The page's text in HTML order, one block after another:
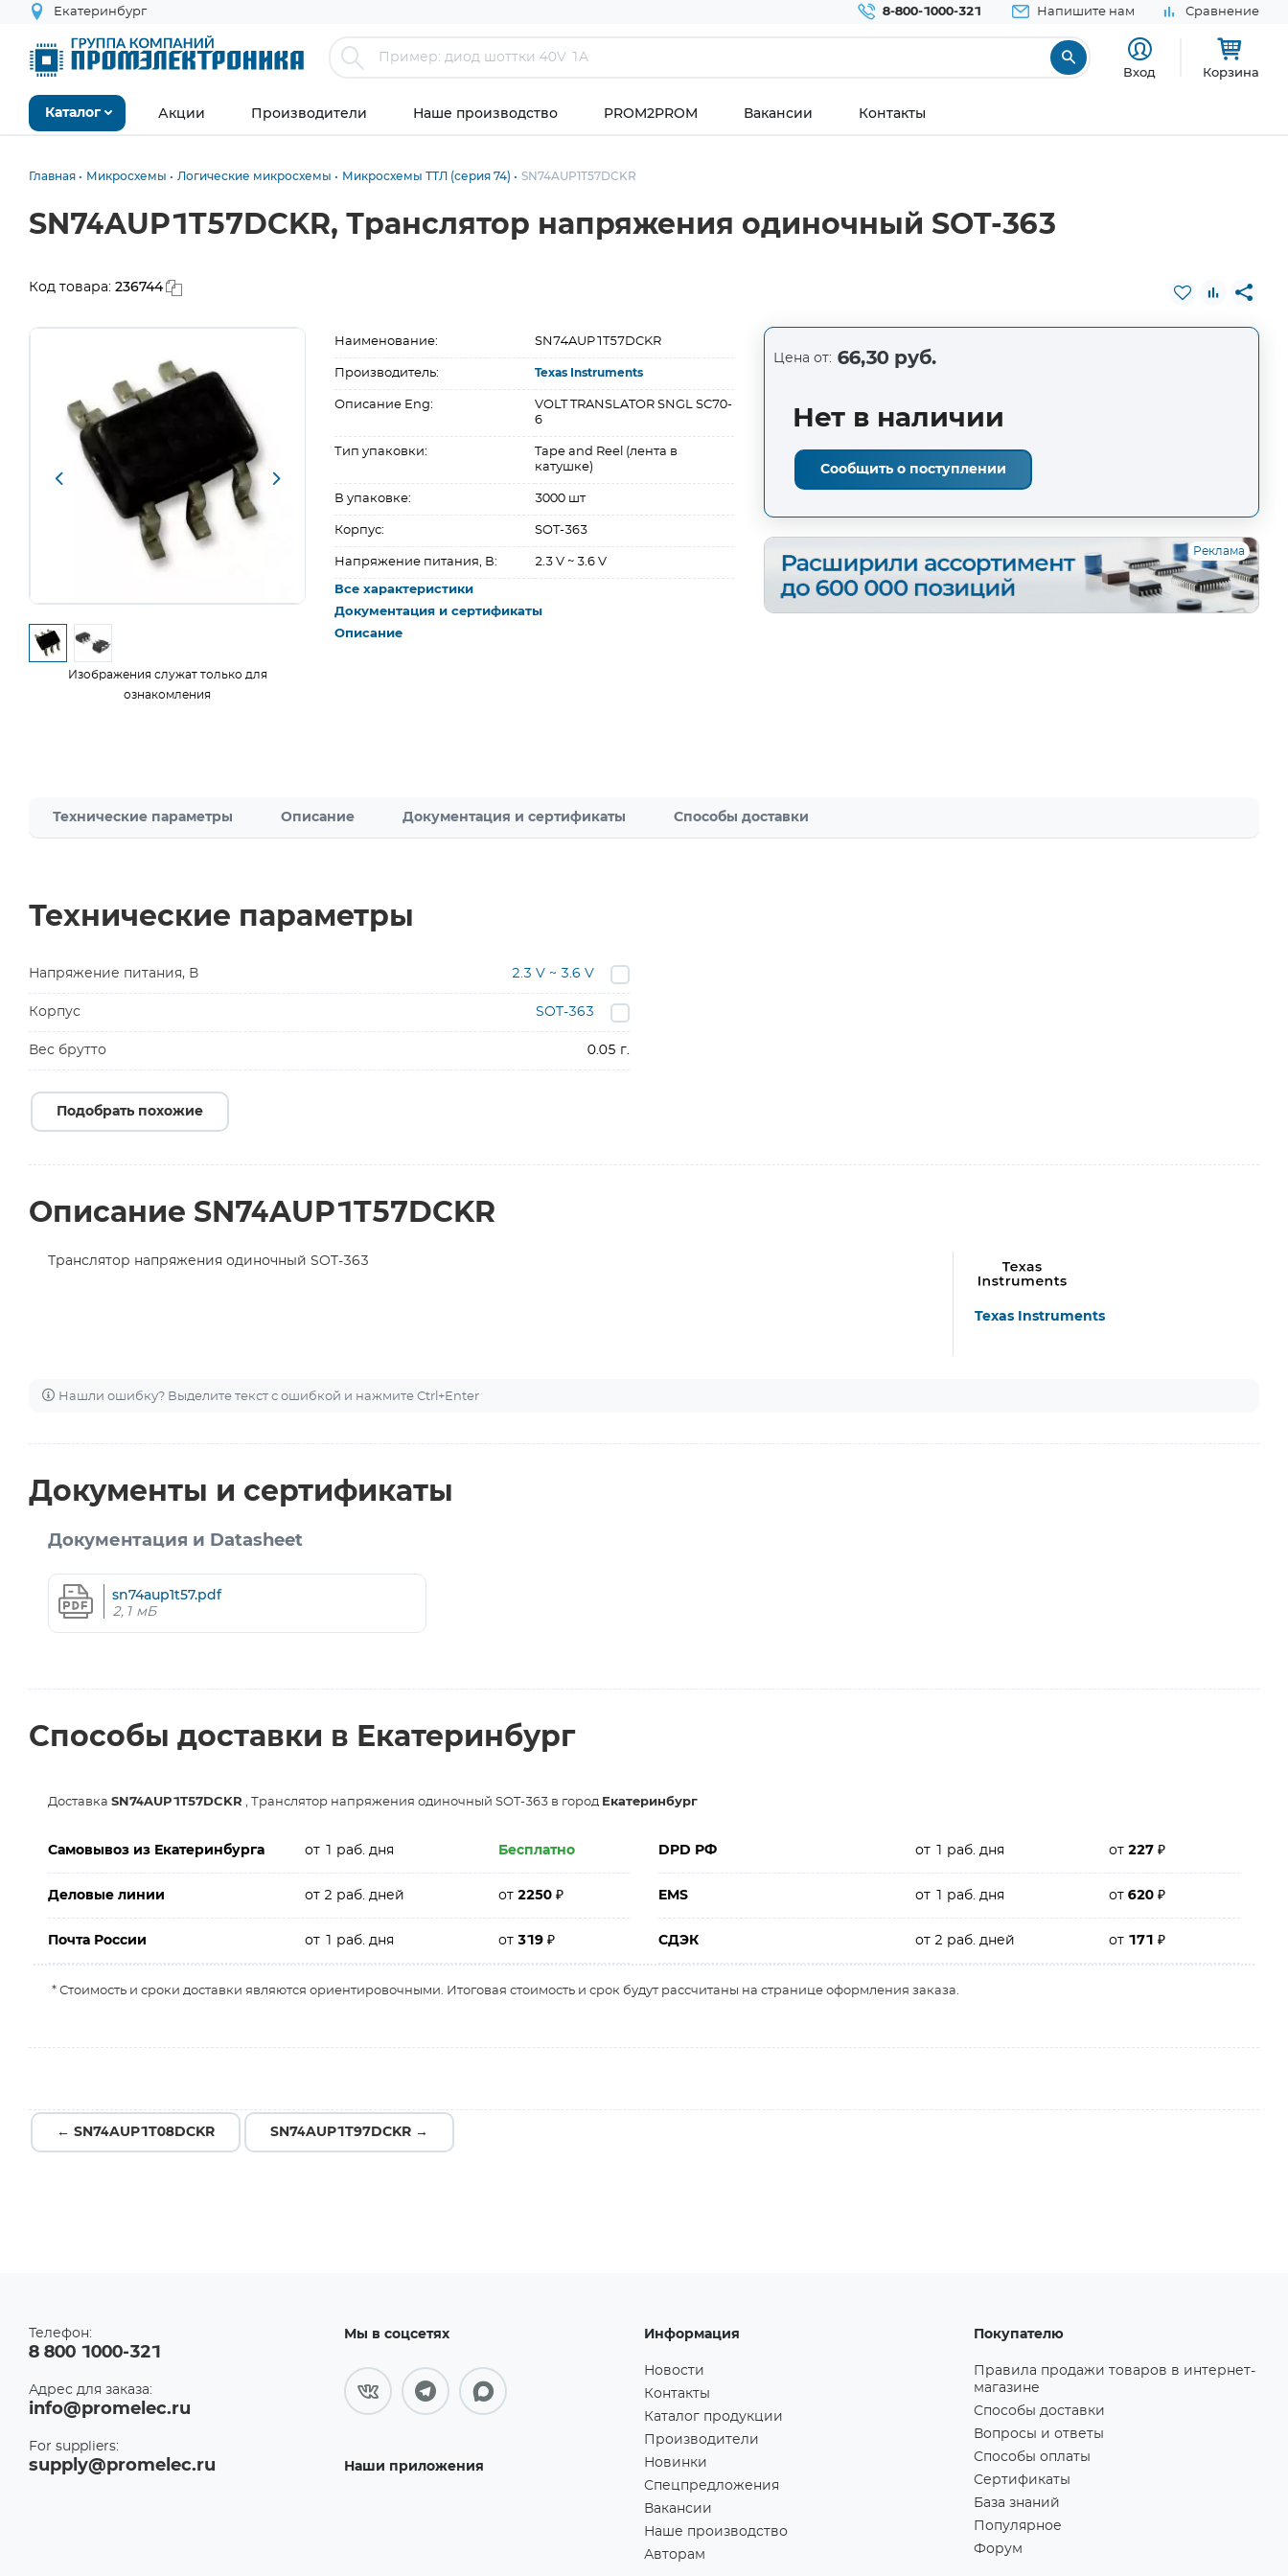
Екатеринбург 8-800-1000-321 Напишите нам Сравнение
Вход Корзина
Каталог Акции Производители Наше производство PROM2PROM Вакансии Контакты
Главная Микросхемы Логические микросхемы Микросхемы ТТЛ (серия 74) SN74AUP1T57DCKR
SN74AUP1T57DCKR, Транслятор напряжения одиночный SOT-363
Код товара: 236744
Изображения служат только для
ознакомления
Наименование: SN74AUP1T57DCKR
Производитель: Texas Instruments
Описание Eng:
VOLT TRANSLATOR SNGL SC70-
6
Тип упаковки:
Tape and Reel (лента в
катушке)
В упаковке: 3000 шт
Корпус: SOT-363
Напряжение питания, В: 2.3 V ~ 3.6 V
Все характеристики
Документация и сертификаты
Описание
Цена от: 66,30 руб.
Нет в наличии
Сообщить о поступлении
Реклама
Технические параметры Описание Документация и сертификаты Способы доставки
Технические параметры
Напряжение питания, В 2.3 V ~ 3.6 V
Корпус SOT-363
Вес брутто 0.05 г.
Подобрать похожие
Описание SN74AUP1T57DCKR
Транслятор напряжения одиночный SOT-363
Texas Instruments
Нашли ошибку? Выделите текст с ошибкой и нажмите Ctrl+Enter
Документы и сертификаты
Документация и Datasheet
sn74aup1t57.pdf
2,1 мБ
Способы доставки в Екатеринбург
Доставка SN74AUP1T57DCKR , Транслятор напряжения одиночный SOT-363 в город Екатеринбург
Самовывоз из Екатеринбурга от 1 раб. дня Бесплатно DPD РФ от 1 раб. дня от227₽
Деловые линии от 2 раб. дней от2250₽ EMS от 1 раб. дня от620₽
Почта России от 1 раб. дня от319₽ СДЭК от 2 раб. дней от 171₽
* Стоимость и сроки доставки являются ориентировочными. Итоговая стоимость и срок будут рассчитаны на странице оформления заказа.
← SN74AUP1T08DCKR SN74AUP1T97DCKR →
Телефон:
8 800 1000-321
Адрес для заказа:
info@promelec.ru
For suppliers:
supply@promelec.ru
Мы в соцсетях
Наши приложения
Информация
Новости
Контакты
Каталог продукции
Производители
Новинки
Спецпредложения
Вакансии
Наше производство
Авторам
Покупателю
Правила продажи товаров в интернет-
магазине
Способы доставки
Вопросы и ответы
Способы оплаты
Сертификаты
База знаний
Популярное
Форум